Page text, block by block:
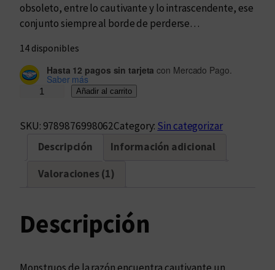
obsoleto, entre lo cautivante y lo intrascendente, ese
conjunto siempre al borde de perderse…
14 disponibles
Hasta 12 pagos sin tarjeta con Mercado Pago.
Saber más
n
s
d
Añadir al carrito
SKU: 9789876998062Category: Sin categorizar
Descripción
Información adicional
Valoraciones (1)
Descripción